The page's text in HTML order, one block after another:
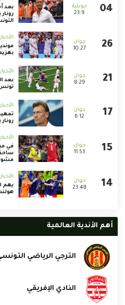
23:9
بعد
10:27
8:29
بعد
تونس
6:12
11:53
في
23:48
يهم
أهم الأندية العالمية
الترجي الرياضي
النادي الإفريقي